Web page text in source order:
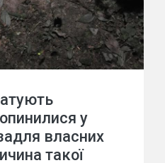
у
власних
такої